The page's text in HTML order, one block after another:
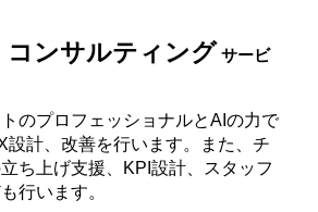
コンサルティング サービ
のプロフェッショナルとAIの力で
設計、改善を行います。また、チ
ち上げ支援、KPI設計、スタッフ
行います。